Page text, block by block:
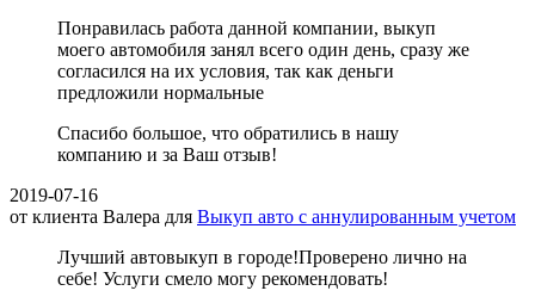
Понравилась работа данной компании, выкуп
моего автомобиля занял всего один день, сразу же
согласился на их условия, так как деньги
предложили нормальные
Спасибо большое, что обратились в нашу
компанию и за Ваш отзыв!
2019-07-16
от клиента Валера для Выкуп авто с аннулированным учетом
Лучший автовыкуп в городе!Проверено лично на
себе! Услуги смело могу рекомендовать!